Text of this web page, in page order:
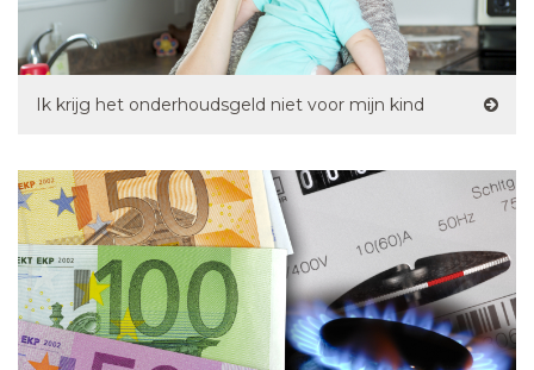
Ik krijg het onderhoudsgeld niet voor mijn kind